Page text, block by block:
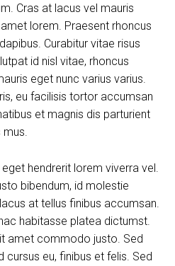
Cras at lacus vel mauris
lorem. Praesent rhoncus
Curabitur vitae risus
id nisl vitae, rhoncus
eget nunc varius varius.
eu facilisis tortor accumsan
et magnis dis parturient
hendrerit lorem viverra vel.
bibendum, id molestie
at tellus finibus accumsan.
habitasse platea dictumst.
amet commodo justo. Sed
cursus eu, finibus et felis. Sed